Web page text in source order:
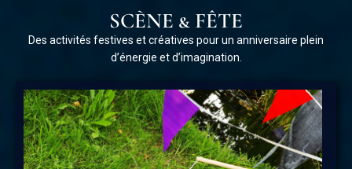
SCÈNE & FÊTE
Des activités festives et créatives pour un anniversaire plein
d’énergie et d’imagination.